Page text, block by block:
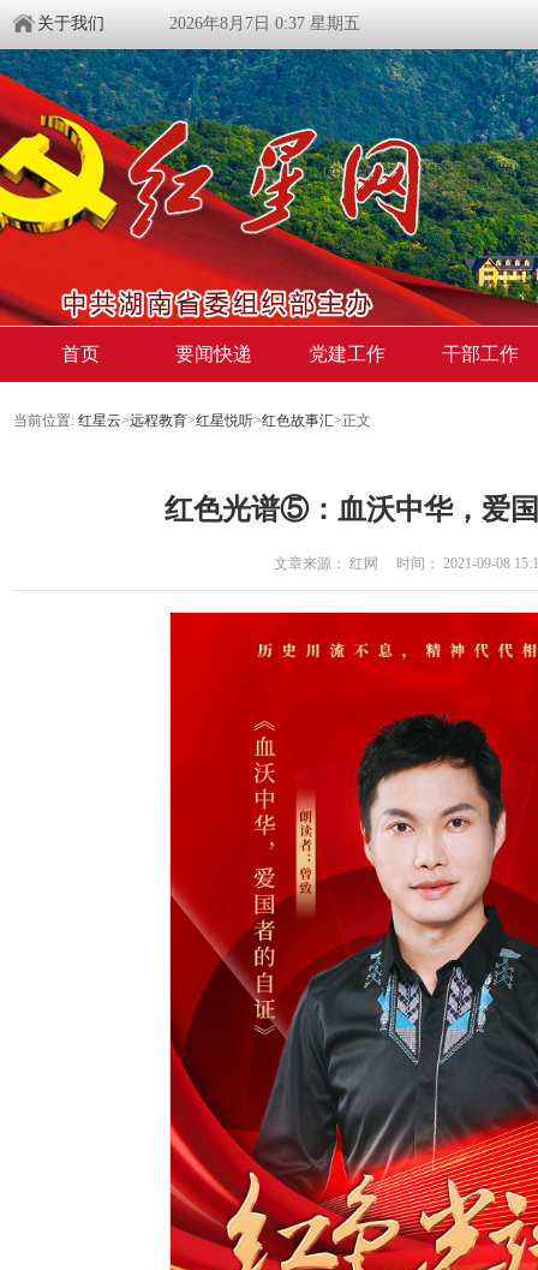
关于我们 2026年8月7日 0:37 星期五
首页 要闻快递 党建工作 干部工作
当前位置: 红星云>远程教育>红星悦听>红色故事汇>正文
红色光谱⑤：血沃中华，爱
文章来源： 红网 时间： 2021-09-08